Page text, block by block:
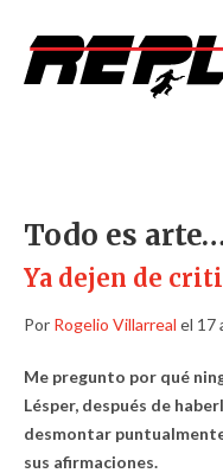
Todo es
Ya dejen de
Por Rogelio Villarreal el 17
Me pregunto por qué
Lésper, después de
desmontar
sus afirmaciones.